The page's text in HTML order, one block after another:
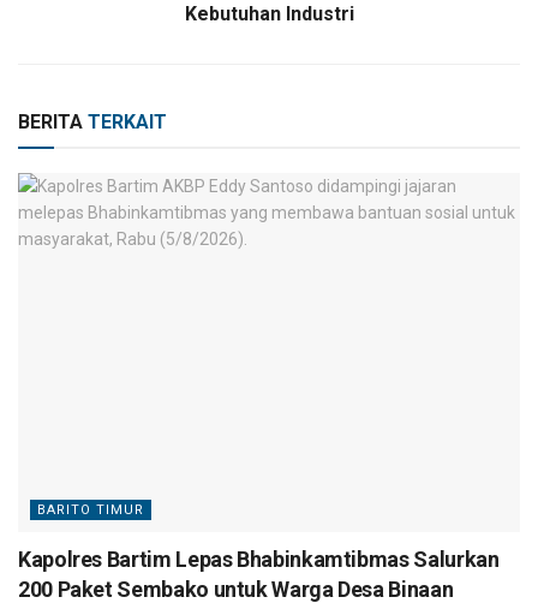
Kebutuhan Industri
BERITA TERKAIT
BARITO TIMUR
Kapolres Bartim Lepas Bhabinkamtibmas Salurkan
200 Paket Sembako untuk Warga Desa Binaan